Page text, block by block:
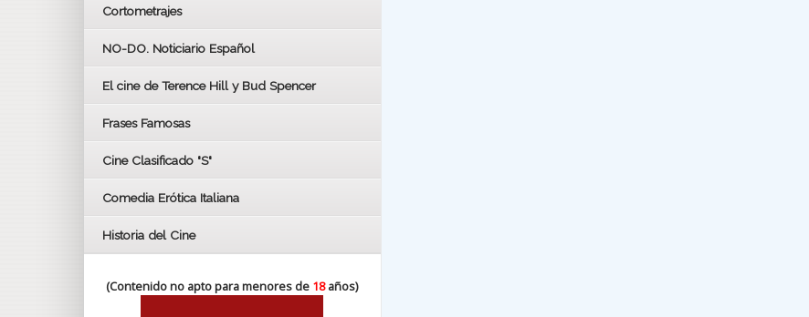
LOS OSCARS
BAFTA
Cortometrajes
NO-DO. Noticiario Español
El cine de Terence Hill y Bud Spencer
Frases Famosas
Cine Clasificado "S"
Comedia Erótica Italiana
Historia del Cine
(Contenido no apto para menores de 18años)